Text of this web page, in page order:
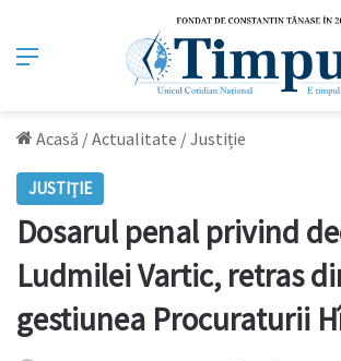
Meniu
Acasă /Actualitate /Justiție
JUSTIȚIE
Dosarul penal privind
Ludmilei Vartic, retras
gestiunea Procuraturii